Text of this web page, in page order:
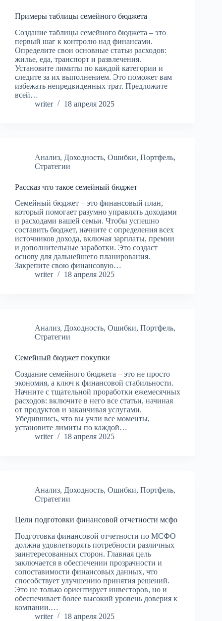
Примеры таблицы семейного бюджета
Создание таблицы семейного бюджета – это
первый шаг к контролю над финансами.
Определите свои основные статьи расходов:
жилье, еда, транспорт и развлечения.
Установите лимиты по каждой категории и
следите за их выполнением. Это поможет вам
избежать непредвиденных трат. Предложите
всей…
writer
18 апреля 2025
Анализ, Доходность, Ошибки, Портфель,
Стратегии
Рассказ что такое семейный бюджет
Семейный бюджет – это финансовый план,
который помогает разумно управлять доходами
и расходами вашей семьи. Чтобы успешно
составить бюджет, начните с определения всех
источников дохода, включая зарплаты, премии
и дополнительные заработки. Это создаст
основу для дальнейшего планирования.
Закрепите свою финансовую…
writer
18 апреля 2025
Анализ, Доходность, Ошибки, Портфель,
Стратегии
Семейный бюджет покупки
Создание семейного бюджета – это не просто
экономия, а ключ к финансовой стабильности.
Начните с тщательной проработки ежемесячных
расходов: включите в него все статьи, начиная
от продуктов и заканчивая услугами.
Убедившись, что вы учли все моменты,
установите лимиты по каждой…
writer
18 апреля 2025
Анализ, Доходность, Ошибки, Портфель,
Стратегии
Цели подготовки финансовой отчетности мсфо
Подготовка финансовой отчетности по МСФО
должна удовлетворять потребности различных
заинтересованных сторон. Главная цель
заключается в обеспечении прозрачности и
сопоставимости финансовых данных, что
способствует улучшению принятия решений.
Это не только ориентирует инвесторов, но и
обеспечивает более высокий уровень доверия к
компании.…
writer
18 апреля 2025